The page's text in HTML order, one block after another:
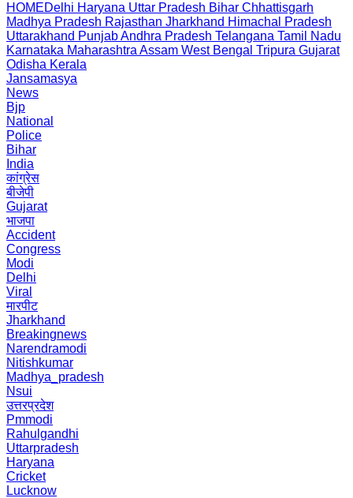
HOMEDelhi Haryana Uttar Pradesh Bihar Chhattisgarh
Madhya Pradesh Rajasthan Jharkhand Himachal Pradesh
Uttarakhand PunjabAndhra Pradesh Telangana Tamil Nadu
Karnataka Maharashtra Assam West Bengal Tripura Gujarat
Odisha Kerala
Jansamasya
News
Bjp
National
Police
Bihar
India
कांग्रेस
बीजेपी
Gujarat
भाजपा
Accident
Congress
Modi
Delhi
Viral
मारपीट
Jharkhand
Breakingnews
Narendramodi
Nitishkumar
Madhya_pradesh
Nsui
उत्तरप्रदेश
Pmmodi
Rahulgandhi
Uttarpradesh
Haryana
Cricket
Lucknow